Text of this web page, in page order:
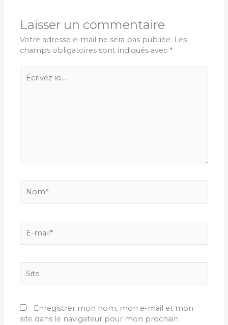
Laisser un commentaire
Votre adresse e-mail ne sera pas publiée. Les
champs obligatoires sont indiqués avec *
Écrivez
ici…
mail*
Enregistrer mon nom, mon e-mail et mon
site dans le navigateur pour mon prochain